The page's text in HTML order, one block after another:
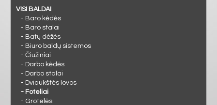
SVETAINĖ
MIEGAMASIS
VAIKAMS
PRIEŠKAMBARIS
VISI BALDAI
- Baro kėdės
- Baro stalai
- Batų dėžės
- Biuro baldų sistemos
- Čiužiniai
- Darbo kėdės
- Darbo stalai
- Dviaukštės lovos
- Foteliai
- Grotelės